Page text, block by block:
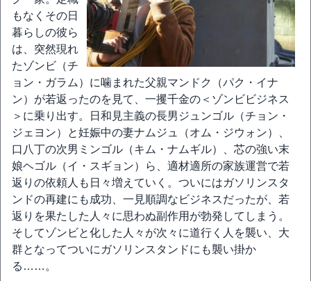
もなくその日
暮らしの彼ら
は、突然現れ
たゾンビ（チ
ョン・ガラム）に噛まれた父親マンドク（パク・イナ
ン）が若返ったのを見て、一攫千金の＜ゾンビビジネス
＞に乗り出す。日和見主義の長男ジュンゴル（チョン・
ジェヨン）と妊娠中の妻ナムジュ（オム・ジウォン）、
口八丁の次男ミンゴル（キム・ナムギル）、芯の強い末
娘ヘゴル（イ・スギョン）ら、適材適所の家族運営で若
返りの依頼人も日々増えていく。ついにはガソリンスタ
ンドの再建にも成功、一見順調なビジネスだったが、若
返りを果たした人々に思わぬ副作用が勃発してしまう。
そしてゾンビと化した人々が次々に道行く人を襲い、大
群となってついにガソリンスタンドにも襲い掛か
る……。